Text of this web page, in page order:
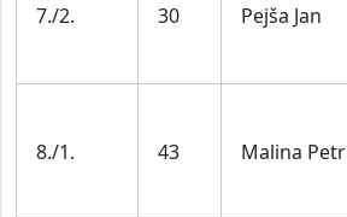
7./2. 30 Pejša Jan
8./1. 43 Malina Petr